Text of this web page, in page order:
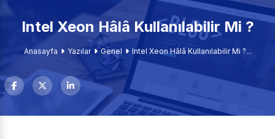
Intel Xeon Hâlâ Kullanılabilir Mi ?
Anasayfa Yazılar Genel Intel Xeon Hâlâ Kullanılabilir Mi ?...